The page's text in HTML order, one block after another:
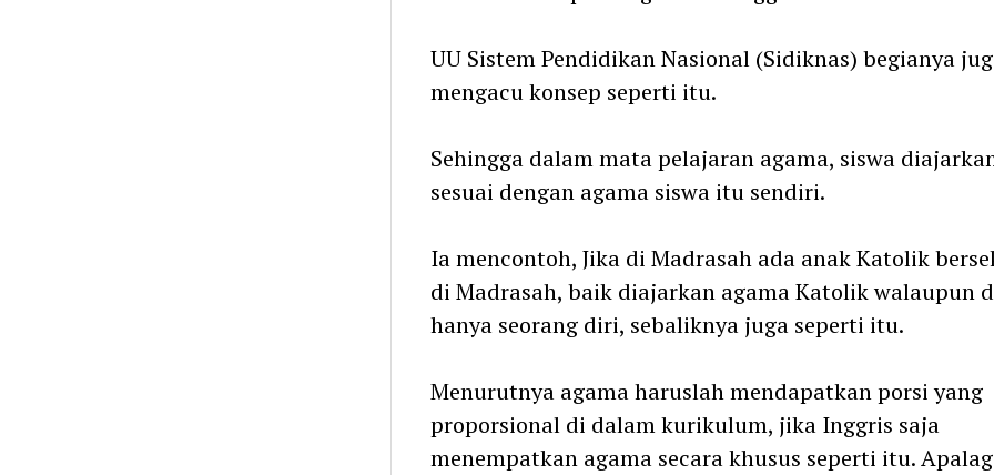
UU Sistem Pendidikan Nasional (Sidiknas) begianya
mengacu konsep seperti itu.
Sehingga dalam mata pelajaran agama, siswa
sesuai dengan agama siswa itu sendiri.
Ia mencontoh, Jika di Madrasah ada anak Katolik
di Madrasah, baik diajarkan agama Katolik walaupun
hanya seorang diri, sebaliknya juga seperti itu.
Menurutnya agama haruslah mendapatkan porsi yang
proporsional di dalam kurikulum, jika Inggris saja
menempatkan agama secara khusus seperti itu.